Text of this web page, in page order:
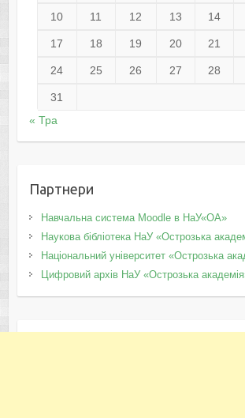
10 11 12 13 14
17 18 19 20 21
24 25 26 27 28
31
« Тра
Партнери
Навчальна система Moodle в НаУ«ОА»
Наукова бібліотека НаУ «Острозька
Національний університет «Острозька
Цифровий архів НаУ «Острозька